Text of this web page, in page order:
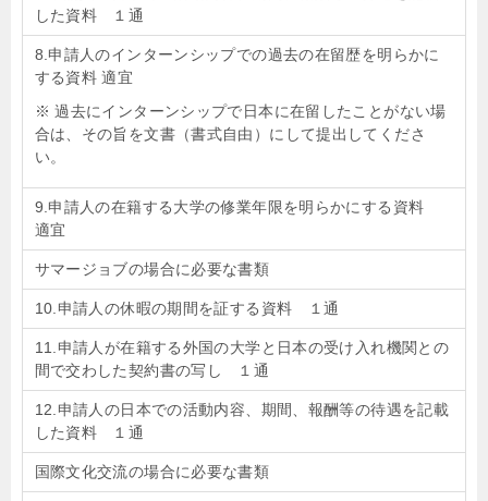
した資料 １通
8.申請人のインターンシップでの過去の在留歴を明らかに
する資料 適宜
※ 過去にインターンシップで日本に在留したことがない場
合は、その旨を文書（書式自由）にして提出してくださ
い。
9.申請人の在籍する大学の修業年限を明らかにする資料
適宜
サマージョブの場合に必要な書類
10.申請人の休暇の期間を証する資料 １通
11.申請人が在籍する外国の大学と日本の受け入れ機関との
間で交わした契約書の写し １通
12.申請人の日本での活動内容、期間、報酬等の待遇を記載
した資料 １通
国際文化交流の場合に必要な書類